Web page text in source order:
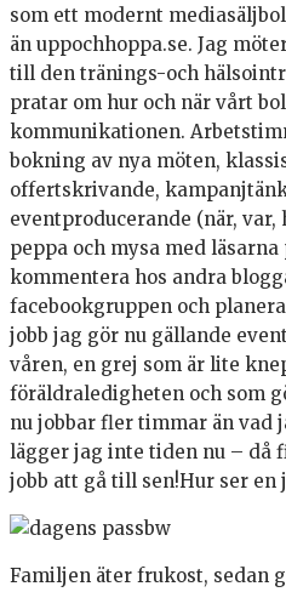
som ett modernt
än uppochhoppa.se. Jag
till den tränings-och
pratar om hur och när vårt
kommunikationen.
bokning av nya möten,
offertskrivande,
eventproducerande (när, var,
peppa och mysa med läsarna
kommentera hos andra
facebookgruppen och
jobb jag gör nu gällande
våren, en grej som är lite
föräldraledigheten och som
nu jobbar fler timmar än vad
lägger jag inte tiden nu – då
jobb att gå till sen!Hur ser en
Familjen äter frukost, sedan